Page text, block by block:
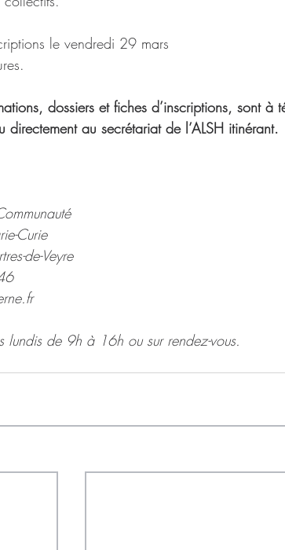
le vendredi 29 mars
dossiers et fiches d’inscriptions, sont à
directement au secrétariat de l’ALSH itinérant.
Curie
de-Veyre
lundis de 9h à 16h ou sur rendez-vous.